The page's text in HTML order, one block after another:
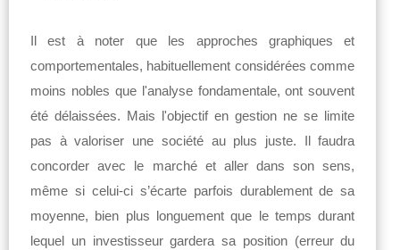
Il est à noter que les approches graphiques et
comportementales, habituellement considérées comme
moins nobles que l'analyse fondamentale, ont souvent
été délaissées. Mais l'objectif en gestion ne se limite
pas à valoriser une société au plus juste. Il faudra
concorder avec le marché et aller dans son sens,
même si celui-ci s’écarte parfois durablement de sa
moyenne, bien plus longuement que le temps durant
lequel un investisseur gardera sa position (erreur du